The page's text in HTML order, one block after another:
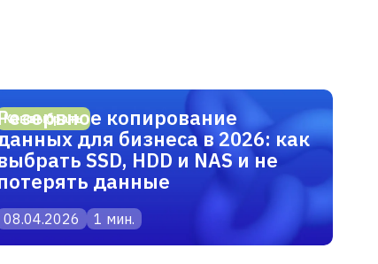
Как выбрать
08.04.2026 1 мин.
копирование
для бизнеса в 2026: как
SSD, HDD и NAS и не
данные